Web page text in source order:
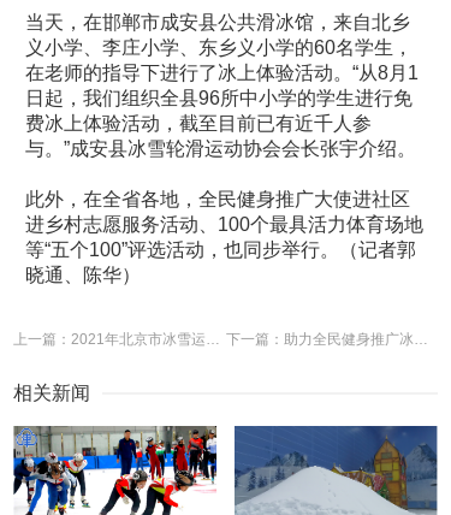
当天，在邯郸市成安县公共滑冰馆，来自北乡
义小学、李庄小学、东乡义小学的60名学生，
在老师的指导下进行了冰上体验活动。“从8月1
日起，我们组织全县96所中小学的学生进行免
费冰上体验活动，截至目前已有近千人参
与。”成安县冰雪轮滑运动协会会长张宇介绍。
此外，在全省各地，全民健身推广大使进社区
进乡村志愿服务活动、100个最具活力体育场地
等“五个100”评选活动，也同步举行。（记者郭
晓通、陈华）
上一篇：2021年北京市冰雪运动消费人口人均消费消费超2.4万元 下一篇：助力全民健身推广冰雪运动 国家速滑馆举行冰上主题活动
相关新闻